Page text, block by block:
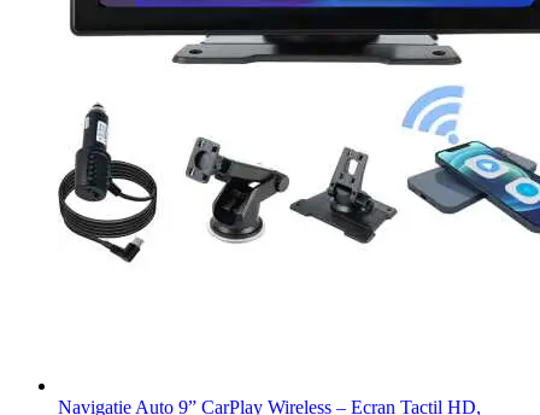
Navigație Auto 9” CarPlay Wireless – Ecran Tactil HD,